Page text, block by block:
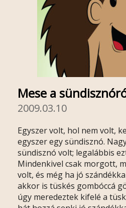
Mese a
2009.03.10
Egyszer volt, hol nem volt,
egyszer egy sündisznó.
sündisznó volt; legalábbis
Mindenkivel csak morgott,
volt, és még ha jó
akkor is tüskés gombóccá
úgy meredeztek kifelé a